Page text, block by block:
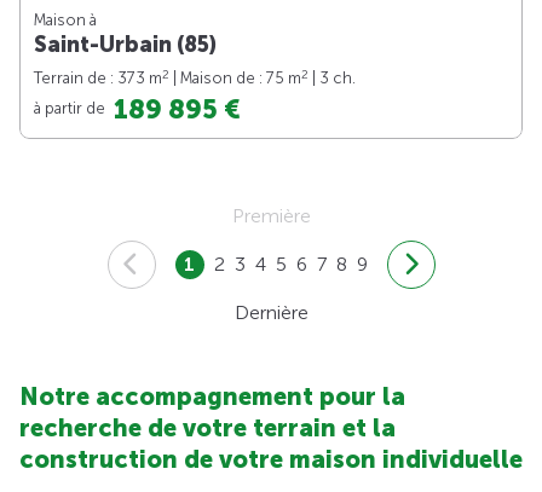
Maison à
Saint-Urbain (85)
Terrain de : 373 m2 | Maison de : 75 m2
| 3 ch.
à partir de 189 895 €
Première
1 2 3 4 5 6 7 8 9
Dernière
Notre accompagnement pour la
recherche de votre terrain et la
construction de votre maison individuelle